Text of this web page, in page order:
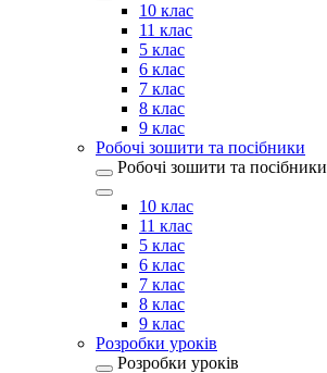
10 клас
11 клас
5 клас
6 клас
7 клас
8 клас
9 клас
Робочі зошити та посібники
Робочі зошити та посібники
10 клас
11 клас
5 клас
6 клас
7 клас
8 клас
9 клас
Розробки уроків
Розробки уроків